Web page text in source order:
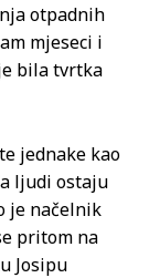
otpadnih
mjeseci i
bila tvrtka
jednake kao
ljudi ostaju
je načelnik
pritom na
Josipu